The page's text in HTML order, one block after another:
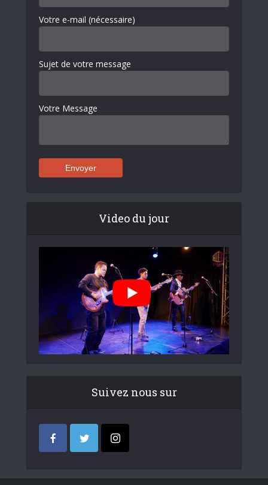
Votre e-mail (nécessaire)
Sujet de votre message
Votre Message
Video du jour
Suivez nous sur